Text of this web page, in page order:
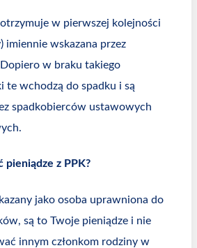
otrzymuje w pierwszej kolejności
imiennie wskazana przez
w braku takiego
te wchodzą do spadku i są
spadkobierców ustawowych
pieniądze z PPK?
jako osoba uprawniona do
są to Twoje pieniądze i nie
innym członkom rodziny w